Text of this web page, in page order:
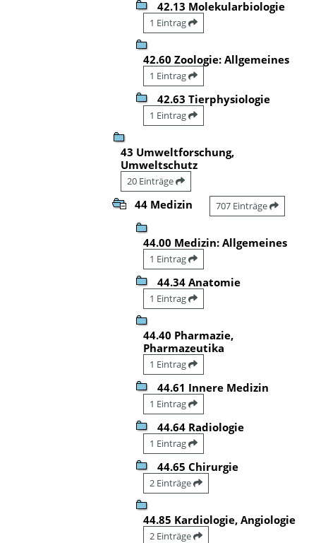
42.13 Molekularbiologie
1 Eintrag
42.60 Zoologie: Allgemeines
1 Eintrag
42.63 Tierphysiologie
1 Eintrag
43 Umweltforschung,
Umweltschutz
20 Einträge
44 Medizin 707 Einträge
44.00 Medizin: Allgemeines
1 Eintrag
44.34 Anatomie
1 Eintrag
44.40 Pharmazie,
Pharmazeutika
1 Eintrag
44.61 Innere Medizin
1 Eintrag
44.64 Radiologie
1 Eintrag
44.65 Chirurgie
2 Einträge
44.85 Kardiologie, Angiologie
2 Einträge